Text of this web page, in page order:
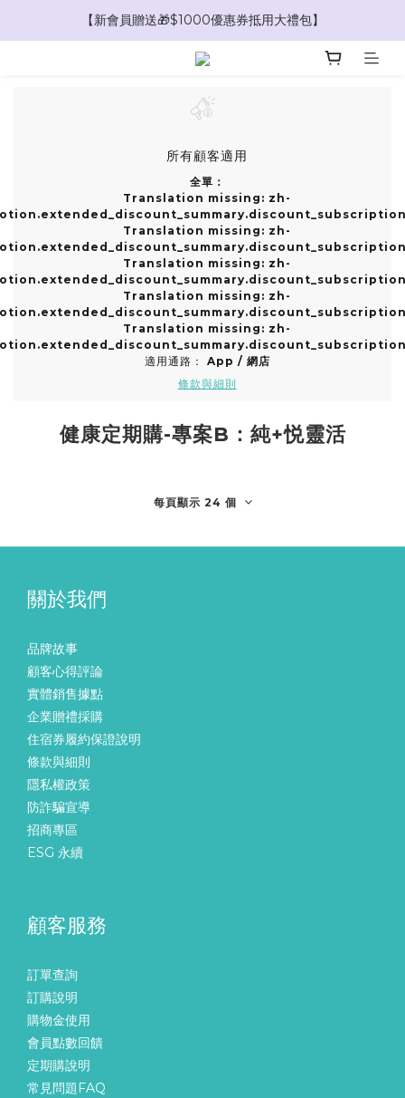
【新會員贈送🎁$100購物金】
【新會員贈送🎁$1000優惠券抵用大禮包】
【新會員贈送🎁$100購物金】
所有顧客適用
全單：
Translation missing: zh-
Translation missing: zh-
Translation missing: zh-
Translation missing: zh-
Translation missing: zh-
適用通路： App / 網店
條款與細則
健康定期購-專案B：純+悦靈活
每頁顯示 24 個
關於我們
品牌故事
顧客心得評論
實體銷售據點
企業贈禮採購
住宿券履約保證說明
條款與細則
隱私權政策
防詐騙宣導
招商專區
ESG 永續
顧客服務
訂單查詢
訂購說明
購物金使用
會員點數回饋
定期購說明
常見問題FAQ